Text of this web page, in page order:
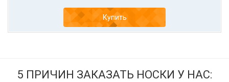
Купить
5 ПРИЧИН ЗАКАЗАТЬ НОСКИ У НАС: